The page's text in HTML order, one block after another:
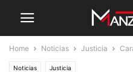
Home Noticias Justicia
Noticias Justicia